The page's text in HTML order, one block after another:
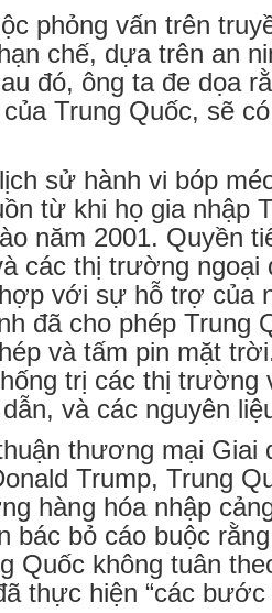
phỏng vấn trên
chế, dựa trên an
đó, ông ta đe dọa
Trung Quốc, sẽ
sử hành vi bóp
từ khi họ gia nhập
năm 2001. Quyền
các thị trường ngoại
với sự hỗ trợ của
đã cho phép Trung
và tấm pin mặt
trị các thị trường
và các nguyên
thương mại
Trump, Trung
hàng hóa nhập
bác bỏ cáo buộc
Quốc không tuân
thực hiện “các